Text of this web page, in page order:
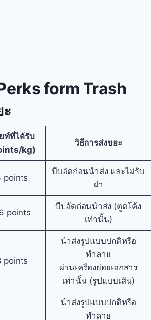
form Trash
ท์ที่ได้รับ
kg)
วิธีการส่งขยะ
points
บีบอัดก่อนนำส่ง และไม่รับ
ฝา
points
บีบอัดก่อนนำส่ง (ตูดโค้ง
เท่านั้น)
points
นำส่งรูปแบบปกติหรือ
ทำลาย
ผ่านเครื่องย่อยเอกสาร
เท่านั้น (รูปแบบเส้น)
นำส่งรูปแบบปกติหรือ
ทำลาย